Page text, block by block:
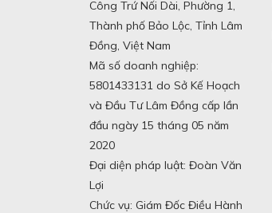
Công Trứ Nối Dài, Phường 1,
Thành phố Bảo Lộc, Tỉnh Lâm
Đồng, Việt Nam
Mã số doanh nghiệp:
5801433131 do Sở Kế Hoạch
và Đầu Tư Lâm Đồng cấp lần
đầu ngày 15 tháng 05 năm
2020
Đại diện pháp luật: Đoàn Văn
Lợi
Chức vụ: Giám Đốc Điều Hành